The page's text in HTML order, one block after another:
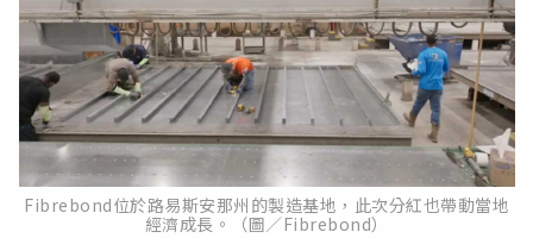
Fibrebond位於路易斯安那州的製造基地，此次分紅也帶動當地
經濟成長。（圖／Fibrebond）